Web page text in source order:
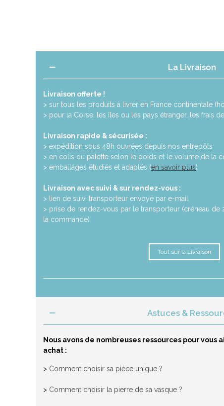
La Livraison
Livraison offerte !
> sur tous les produits à livrer en France continentale
> pour la Corse, les îles ou les pays étranger, les frais
Livraison rapide & sécurisée :
> expédition sous 48h ouvrées depuis nos entrepôts
> en colis ou palette selon le poids et le volume de la
> emballages étudiés et adaptés (en savoir plus)
Livraison avec suivi & sur rendez-vous :
> lien de suivi transporteur envoyé par e-mail
> prise de rendez-vous par le transporteur (créneau de
la commande)
Tout sur la Livraison
Astuces &
Nous avons de nombreuses ressources pour vous
achat :
> Comment choisir sa pièce unique ?
> Comment choisir la pierre de sa vasque ?